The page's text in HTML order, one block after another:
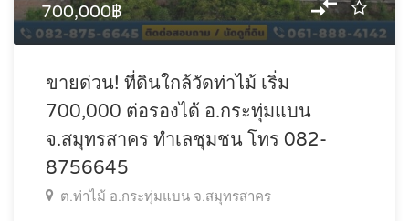
700,000฿
ขายด่วน! ที่ดินใกล้วัดท่าไม้ เริ่ม
700,000 ต่อรองได้ อ.กระทุ่มแบน
จ.สมุทรสาคร ทำเลชุมชน โทร 082-
8756645
ต.ท่าไม้ อ.กระทุ่มแบน จ.สมุทรสาคร